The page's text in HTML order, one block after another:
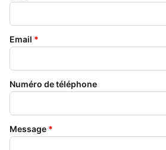
Email *
Numéro de téléphone
Message *